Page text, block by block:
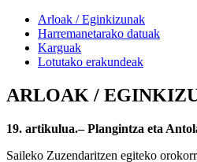
Arloak / Eginkizunak
Harremanetarako datuak
Karguak
Lotutako erakundeak
ARLOAK /
19. artikulua.– Plangintza eta
Saileko Zuzendaritzen egiteko